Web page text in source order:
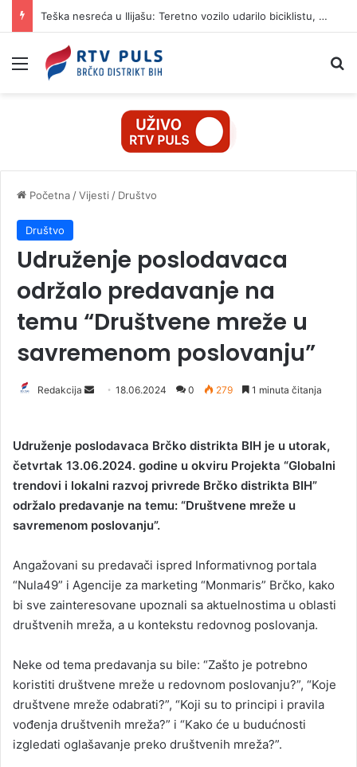
Teška nesreća u Ilijašu: Teretno vozilo udarilo biciklistu, 75-godišnjak zadržan u bolnici
Izbornik
Početna /Vijesti / Društvo
Društvo
Udruženje poslodavaca
održalo predavanje na
temu “Društvene mreže u
savremenom poslovanju”
Redakcija
d
a
n
e
m
l
18.06.2024 0 279 1 minuta čitanja
Udruženje poslodavaca Brčko distrikta BIH je u utorak,
četvrtak 13.06.2024. godine u okviru Projekta “Globalni
trendovi i lokalni razvoj privrede Brčko distrikta BIH”
održalo predavanje na temu: “Društvene mreže u
savremenom poslovanju”.
Angažovani su predavači ispred Informativnog portala
“Nula49” i Agencije za marketing “Monmaris” Brčko, kako
bi sve zainteresovane upoznali sa aktuelnostima u oblasti
društvenih mreža, a u kontekstu redovnog poslovanja.
Neke od tema predavanja su bile: “Zašto je potrebno
koristiti društvene mreže u redovnom poslovanju?”, “Koje
društvene mreže odabrati?”, “Koji su to principi i pravila
vođenja društvenih mreža?” i “Kako će u budućnosti
izgledati oglašavanje preko društvenih mreža?”.